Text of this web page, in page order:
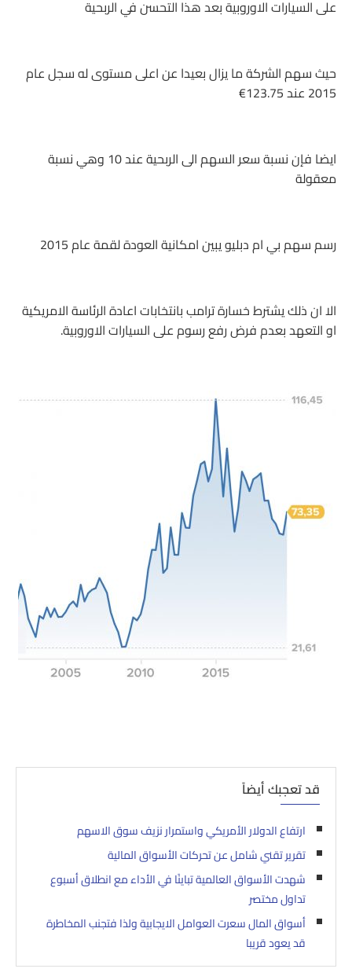
على السيارات الاوروبية بعد هذا التحسن في الربحية
حيث سهم الشركة ما يزال بعيدا عن اعلى مستوى له سجل عام
2015 عند 123.75€
ايضا فإن نسبة سعر السهم الى الربحية عند 10 وهي نسبة
معقولة
رسم سهم بي ام دبليو يبين امكانية العودة لقمة عام 2015
الا ان ذلك يشترط خسارة ترامب بانتخابات اعادة الرئاسة الامريكية
او التعهد بعدم فرض رفع رسوم على السيارات الاوروبية.
قد تعجبك أيضاً
ارتفاع الدولار الأمريكي واستمرار نزيف سوق الاسهم
تقرير تقني شامل عن تحركات الأسواق المالية
شهدت الأسواق العالمية تباينًا في الأداء مع انطلاق أسبوع
تداول مختصر
أسواق المال سعرت العوامل الايجابية ولذا فتجنب المخاطرة
قد يعود قريبا